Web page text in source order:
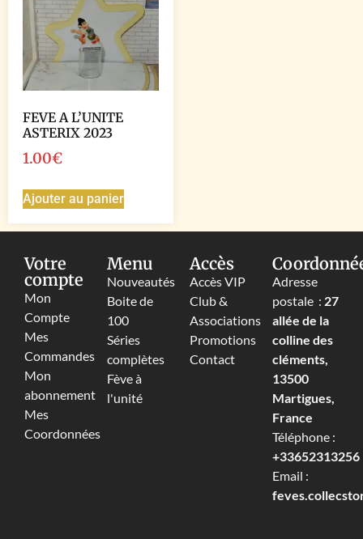
FEVE A L’UNITE
ASTERIX 2023
1.00€
Ajouter au panier
Votre
compte
Mon
Compte
Mes
Commandes
Mon
abonnement
Mes
Coordonnées
Menu
Nouveautés
Boite de
100
Séries
complètes
Fève à
l'unité
Accès
Accès VIP
Club &
Associations
Promotions
Contact
Adresse
postale : 27
allée de la
colline des
cléments,
13500
Martigues,
France
Téléphone :
+33652313256‬
Email :